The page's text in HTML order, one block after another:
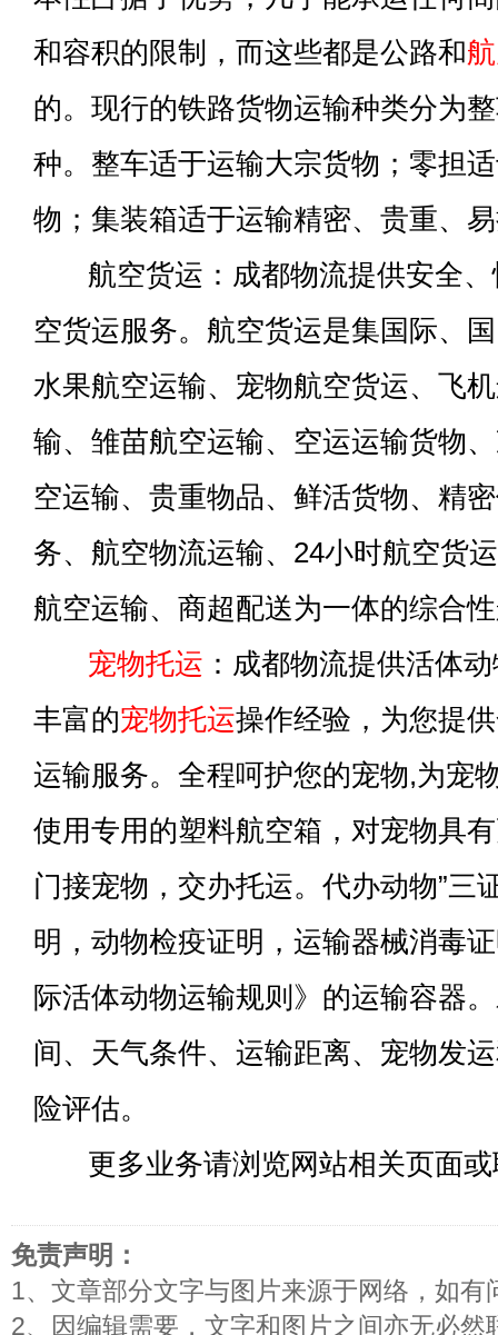
和容积的限制，而这些都是公路和
的。现行的铁路货物运输种类分为
种。整车适于运输大宗货物；零担
物；集装箱适于运输精密、贵重、
航空货运：成都物流提供安全、
空货运服务。航空货运是集国际、
水果航空运输、宠物航空货运、飞
输、雏苗航空运输、空运运输货物
空运输、贵重物品、鲜活货物、精
务、航空物流运输、24小时航空货
航空运输、商超配送为一体的综合
宠物托运 ：成都物流提供活体
丰富的宠物托运操作经验，为您提
运输服务。全程呵护您的宠物,为宠
使用专用的塑料航空箱，对宠物具
门接宠物，交办托运。代办动物”三
明，动物检疫证明，运输器械消毒
际活体动物运输规则》的运输容器
间、天气条件、运输距离、宠物发
险评估。
更多业务请浏览网站相关页
免责声明：
1、文章部分文字与图片来源于网络，如有
2、因编辑需要，文字和图片之间亦无必